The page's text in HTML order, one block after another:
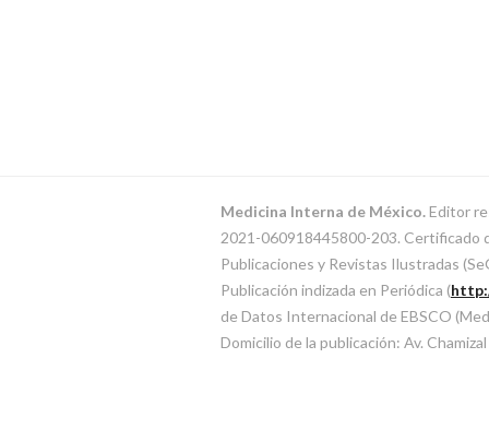
Medicina Interna de México.Editor
2021-060918445800-203. Certificado
Publicaciones y Revistas Ilustradas
Publicación indizada en Periódica (
de Datos Internacional de EBSCO
Domicilio de la publicación: Av.